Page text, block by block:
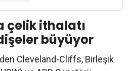
çelik ithalatı
büyüyor
Cleveland-Cliffs, Birleşik